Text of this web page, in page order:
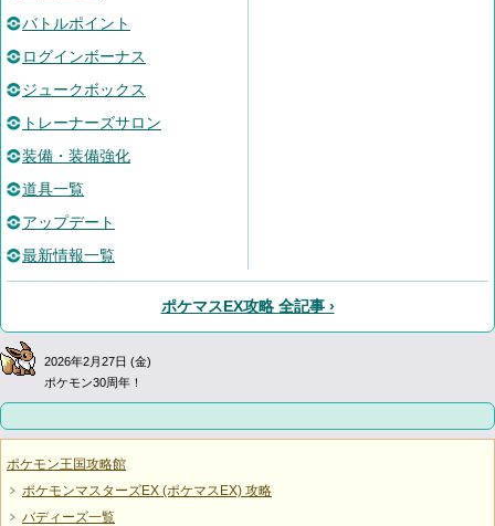
バトルポイント
ログインボーナス
ジュークボックス
トレーナーズサロン
装備・装備強化
道具一覧
アップデート
最新情報一覧
ポケマスEX攻略 全記事 ›
2026年2月27日 (金)
ポケモン30周年！
ポケモン王国攻略館
ポケモンマスターズEX (ポケマスEX) 攻略
バディーズ一覧